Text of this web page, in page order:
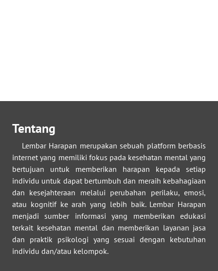
Tentang
Lembar Harapan merupakan sebuah platform berbasis
internet yang memiliki fokus pada kesehatan mental yang
bertujuan untuk memberikan harapan kepada setiap
individu untuk dapat bertumbuh dan meraih kebahagiaan
dan kesejahteraan melalui perubahan perilaku, emosi,
atau kognitif ke arah yang lebih baik. Lembar Harapan
menjadi sumber informasi yang memberikan edukasi
terkait kesehatan mental dan memberikan layanan jasa
dan praktik psikologi yang sesuai dengan kebutuhan
individu dan/atau kelompok.